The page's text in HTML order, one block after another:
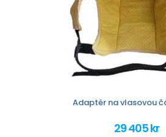
Adaptér na vlasovou
29 405 kr